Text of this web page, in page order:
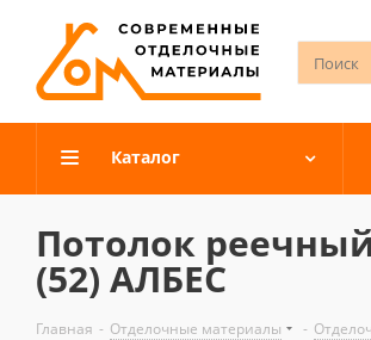
Каталог
Потолок
(52) АЛБЕС
Главная - Отделочные материалы -